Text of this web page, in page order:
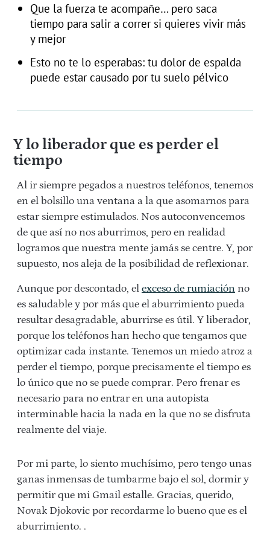
Que la fuerza te acompañe… pero saca
tiempo para salir a correr si quieres vivir más
y mejor
Esto no te lo esperabas: tu dolor de espalda
puede estar causado por tu suelo pélvico
Y lo liberador que es perder el
tiempo
Al ir siempre pegados a nuestros teléfonos, tenemos
en el bolsillo una ventana a la que asomarnos para
estar siempre estimulados. Nos autoconvencemos
de que así no nos aburrimos, pero en realidad
logramos que nuestra mente jamás se centre. Y, por
supuesto, nos aleja de la posibilidad de reflexionar.
Aunque por descontado, el exceso de rumiación no
es saludable y por más que el aburrimiento pueda
resultar desagradable, aburrirse es útil. Y liberador,
porque los teléfonos han hecho que tengamos que
optimizar cada instante. Tenemos un miedo atroz a
perder el tiempo, porque precisamente el tiempo es
lo único que no se puede comprar. Pero frenar es
necesario para no entrar en una autopista
interminable hacia la nada en la que no se disfruta
realmente del viaje.
Por mi parte, lo siento muchísimo, pero tengo unas
ganas inmensas de tumbarme bajo el sol, dormir y
permitir que mi Gmail estalle. Gracias, querido,
Novak Djokovic por recordarme lo bueno que es el
aburrimiento. .